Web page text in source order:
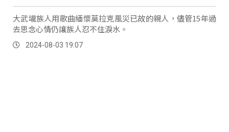
大武壠族人用歌曲緬懷莫拉克風災已故的親人，儘管15年過
去思念心情仍讓族人忍不住淚水。
2024-08-03 19:07